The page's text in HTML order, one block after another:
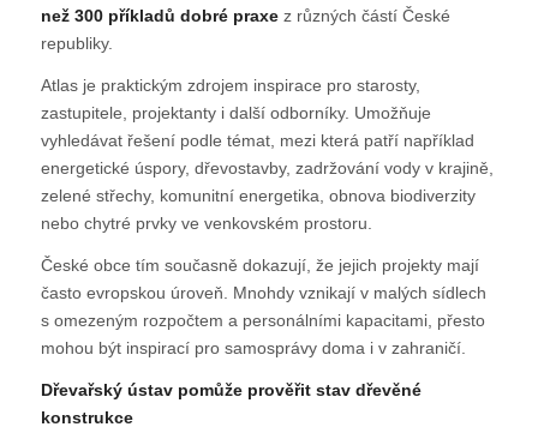
než 300 příkladů dobré praxez různých částí České
republiky.
Atlas je praktickým zdrojem inspirace pro starosty,
zastupitele, projektanty i další odborníky. Umožňuje
vyhledávat řešení podle témat, mezi která patří například
energetické úspory, dřevostavby, zadržování vody v krajině,
zelené střechy, komunitní energetika, obnova biodiverzity
nebo chytré prvky ve venkovském prostoru.
České obce tím současně dokazují, že jejich projekty mají
často evropskou úroveň. Mnohdy vznikají v malých sídlech
s omezeným rozpočtem a personálními kapacitami, přesto
mohou být inspirací pro samosprávy doma i v zahraničí.
Dřevařský ústav pomůže prověřit stav dřevěné
konstrukce